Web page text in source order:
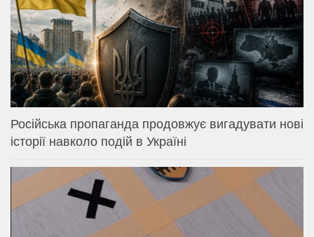
Російська пропаганда продовжує вигадувати нові
історії навколо подій в Україні